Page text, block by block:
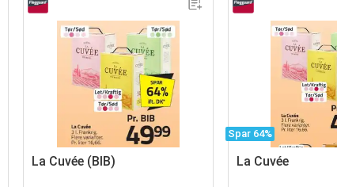
La Cuvée (BIB)
Spar 64%
La Cuvée